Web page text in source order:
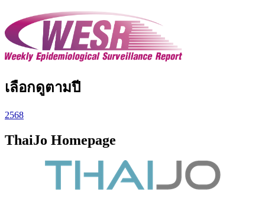
เลือกดูตามปี
2568
ThaiJo Homepage